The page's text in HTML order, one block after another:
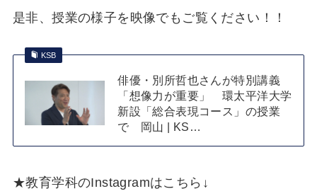
是非、授業の様子を映像でもご覧ください！！
KSB
俳優・別所哲也さんが特別講義
「想像力が重要」 環太平洋大学
新設「総合表現コース」の授業
で 岡山 | KS…
★教育学科のInstagramはこちら↓